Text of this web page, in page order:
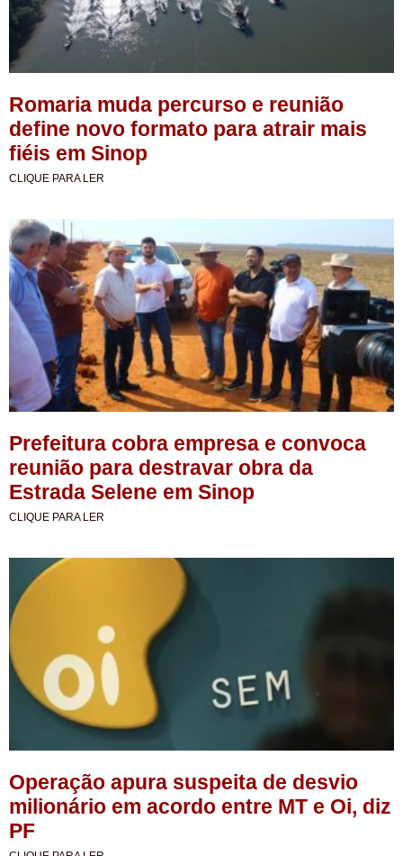
Romaria muda percurso e reunião
define novo formato para atrair mais
fiéis em Sinop
CLIQUE PARA LER
Prefeitura cobra empresa e convoca
reunião para destravar obra da
Estrada Selene em Sinop
CLIQUE PARA LER
Operação apura suspeita de desvio
milionário em acordo entre MT e Oi, diz
PF